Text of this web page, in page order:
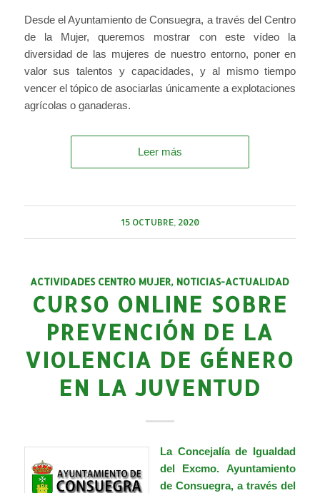
Desde el Ayuntamiento de Consuegra, a través del Centro
de la Mujer, queremos mostrar con este vídeo la
diversidad de las mujeres de nuestro entorno, poner en
valor sus talentos y capacidades, y al mismo tiempo
vencer el tópico de asociarlas únicamente a explotaciones
agrícolas o ganaderas.
Leer más
15 OCTUBRE, 2020
ACTIVIDADES CENTRO MUJER, NOTICIAS-ACTUALIDAD
CURSO ONLINE SOBRE
PREVENCIÓN DE LA
VIOLENCIA DE GÉNERO
EN LA JUVENTUD
La Concejalía de Igualdad
del Excmo. Ayuntamiento
de Consuegra, a través del